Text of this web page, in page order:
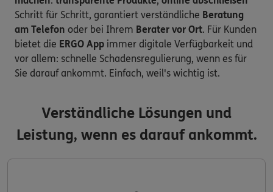
Schritt für Schritt, garantiert verständliche Beratung
am Telefon oder bei Ihrem Berater vor Ort. Für Kunden
bietet die ERGO App immer digitale Verfügbarkeit und
vor allem: schnelle Schadensregulierung, wenn es für
Sie darauf ankommt. Einfach, weil's wichtig ist.
Verständliche Lösungen und
Leistung, wenn es darauf ankommt.